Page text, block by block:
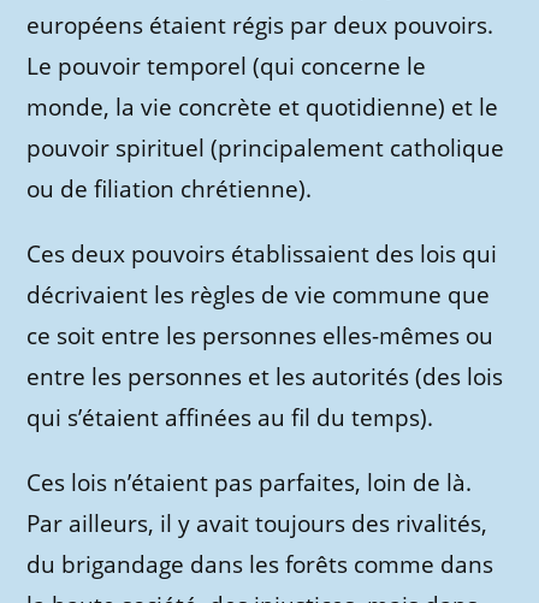
européens étaient régis par deux pouvoirs.
Le pouvoir temporel (qui concerne le
monde, la vie concrète et quotidienne) et le
pouvoir spirituel (principalement catholique
ou de filiation chrétienne).
Ces deux pouvoirs établissaient des lois qui
décrivaient les règles de vie commune que
ce soit entre les personnes elles-mêmes ou
entre les personnes et les autorités (des lois
qui s’étaient affinées au fil du temps).
Ces lois n’étaient pas parfaites, loin de là.
Par ailleurs, il y avait toujours des rivalités,
du brigandage dans les forêts comme dans